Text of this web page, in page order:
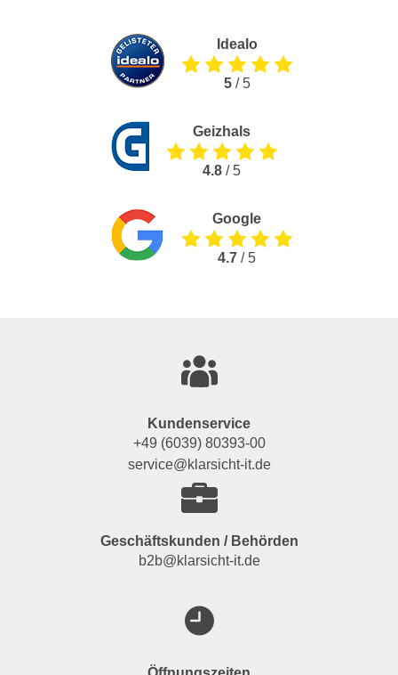
Idealo
5/ 5
Geizhals
4.8 / 5
Google
4.7 / 5
Kundenservice
+49 (6039) 80393-00
service@klarsicht-it.de
Geschäftskunden / Behörden
b2b@klarsicht-it.de